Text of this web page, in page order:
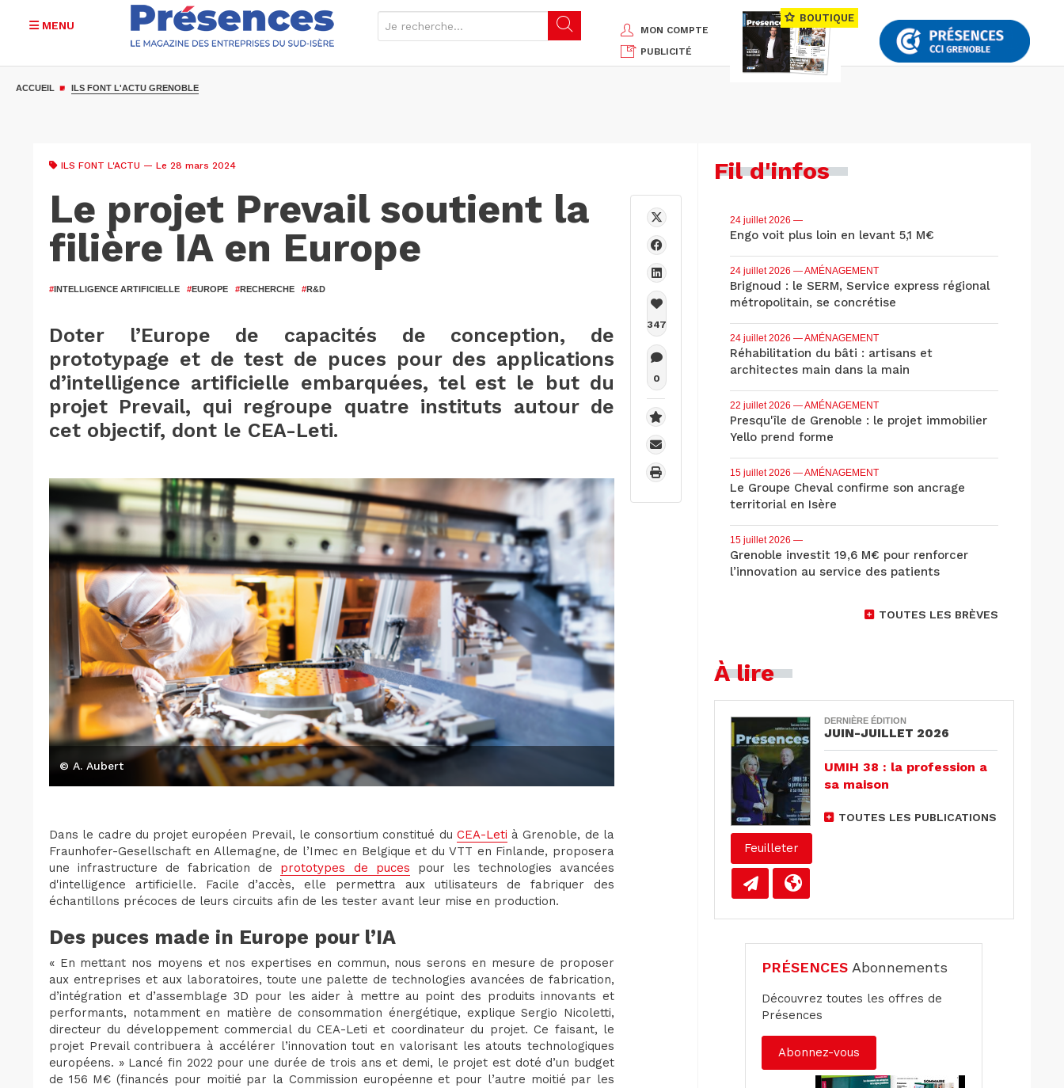
MENU
MON COMPTE
PUBLICITÉ
BOUTIQUE
ACCUEIL ILS FONT L'ACTU GRENOBLE
ILS FONT L'ACTU — Le 28 mars 2024
Le projet Prevail soutient la
filière IA en Europe
#INTELLIGENCE ARTIFICIELLE #EUROPE #RECHERCHE #R&D
Doter l’Europe de capacités de conception, de
prototypage et de test de puces pour des applications
d’intelligence artificielle embarquées, tel est le but du
projet Prevail, qui regroupe quatre instituts autour de
cet objectif, dont le CEA-Leti.
© A. Aubert
Dans le cadre du projet européen Prevail, le consortium constitué du CEA-Leti à Grenoble, de la
Fraunhofer-Gesellschaft en Allemagne, de l’Imec en Belgique et du VTT en Finlande, proposera
une infrastructure de fabrication de prototypes de puces pour les technologies avancées
d'intelligence artificielle. Facile d’accès, elle permettra aux utilisateurs de fabriquer des
échantillons précoces de leurs circuits afin de les tester avant leur mise en production.
Des puces made in Europe pour l’IA
« En mettant nos moyens et nos expertises en commun, nous serons en mesure de proposer
aux entreprises et aux laboratoires, toute une palette de technologies avancées de fabrication,
d’intégration et d’assemblage 3D pour les aider à mettre au point des produits innovants et
performants, notamment en matière de consommation énergétique, explique Sergio Nicoletti,
directeur du développement commercial du CEA-Leti et coordinateur du projet. Ce faisant, le
projet Prevail contribuera à accélérer l’innovation tout en valorisant les atouts technologiques
européens. » Lancé fin 2022 pour une durée de trois ans et demi, le projet est doté d’un budget
de 156 M€ (financés pour moitié par la Commission européenne et pour l’autre moitié par les
347
0
Fil d'infos
24 juillet 2026 —
Engo voit plus loin en levant 5,1 M€
24 juillet 2026 — AMÉNAGEMENT
Brignoud : le SERM, Service express régional
métropolitain, se concrétise
24 juillet 2026 — AMÉNAGEMENT
Réhabilitation du bâti : artisans et
architectes main dans la main
22 juillet 2026 — AMÉNAGEMENT
Presqu'île de Grenoble : le projet immobilier
Yello prend forme
15 juillet 2026 — AMÉNAGEMENT
Le Groupe Cheval confirme son ancrage
territorial en Isère
15 juillet 2026 —
Grenoble investit 19,6 M€ pour renforcer
l’innovation au service des patients
TOUTES LES BRÈVES
À lire
Feuilleter
DERNIÈRE ÉDITION
JUIN-JUILLET 2026
UMIH 38 : la profession a
sa maison
TOUTES LES PUBLICATIONS
PRÉSENCES Abonnements
Découvrez toutes les offres de
Présences
Abonnez-vous